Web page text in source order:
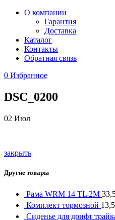
О компании
Гарантия
Доставка
Каталог
Контакты
Обратная связь
0 Избранное
DSC_0200
02 Июл
закрыть
Другие товары
Рама WRM 14 TL 2M
Комплект тормозной
Сиденье для дрифт